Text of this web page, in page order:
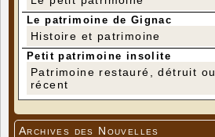
Le patrimoine de Gignac
Histoire et patrimoine
Petit patrimoine insolite
Patrimoine restauré, détruit ou
récent
Archives des Nouvelles